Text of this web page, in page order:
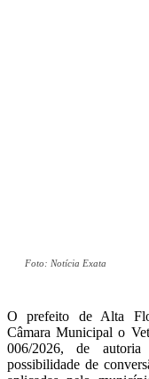
Foto: Notícia Exata
O prefeito de Alta
Câmara Municipal o
006/2026, de
possibilidade de